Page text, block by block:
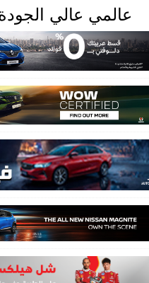
عالمي عالي